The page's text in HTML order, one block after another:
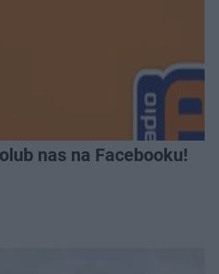
nas na Facebooku!